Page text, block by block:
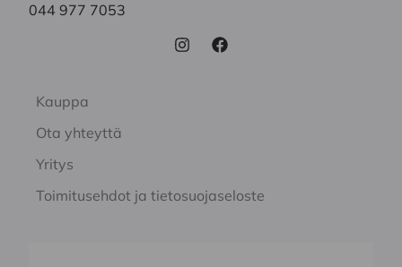
044 977 7053
Kauppa
Ota yhteyttä
Yritys
Toimitusehdot ja tietosuojaseloste